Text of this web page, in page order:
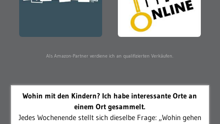
Als Amazon-Partner verdiene ich an qualifizierten Verkäufen.
Wohin mit den Kindern? Ich habe interessante Orte an
einem Ort gesammelt.
Jedes Wochenende stellt sich dieselbe Frage: „Wohin gehen